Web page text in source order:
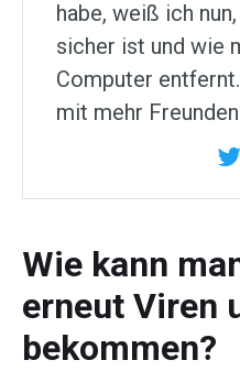
habe, weiß ich
sicher ist und wie
Computer
mit mehr
Wie kann
erneut Viren
bekommen?